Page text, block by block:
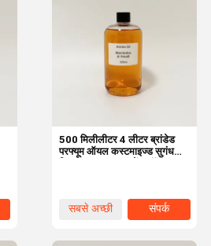
500 मिलीलीटर 4 लीटर ब्रांडेड
परफ्यूम ऑयल कस्टमाइज्ड सुगंध
सबसे अच्छी
संपर्क